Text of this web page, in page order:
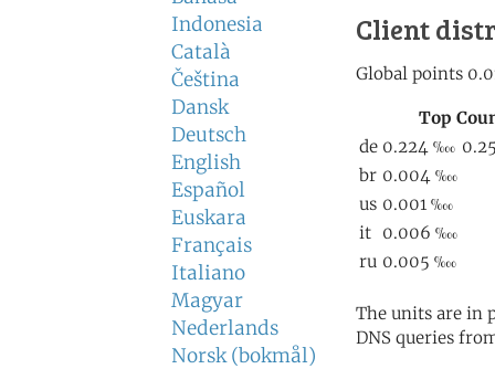
Indonesia
Català
Čeština
Dansk
Deutsch
English
Español
Euskara
Français
Italiano
Magyar
Nederlands
Norsk (bokmål)
Client
The units are in
DNS queries